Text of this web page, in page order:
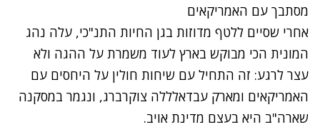
נתקלנו בבעיה
נסה שוב
מסתבך עם האמריקאים
אחרי שסיים ללטף מדוזות בגן החיות התנ"כי, עלה נהג
המונית הכי מבוקש בארץ לעוד משמרת על ההגה ולא
עצר לרגע: זה התחיל עם שיחות חולין על היחסים עם
האמריקאים ומארק עבדאלללה צוקרברג, ונגמר במסקנה
שארה"ב היא בעצם מדינת אויב.